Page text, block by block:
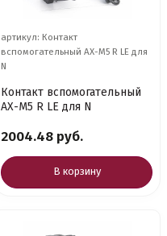
артикул: Контакт
вспомогательный AX-M5 R LE для
N
Контакт вспомогательный
AX-M5 R LE для N
2004.48 руб.
В корзину